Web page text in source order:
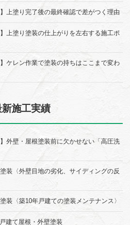
上塗り完了後の最終確認で差がつく理由
上塗り塗装の仕上がりを左右する施工ポ
ケレン作業で塗装の持ちはここまで変わ
新施工実績
外壁・屋根塗装前に欠かせない「高圧洗
装〈外壁目地の劣化、サイディングの反
装〈築10年戸建ての塗装メンテナンス〉
建て屋根・外壁塗装